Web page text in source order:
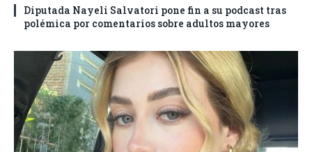
Diputada Nayeli Salvatori pone fin a su podcast tras
polémica por comentarios sobre adultos mayores